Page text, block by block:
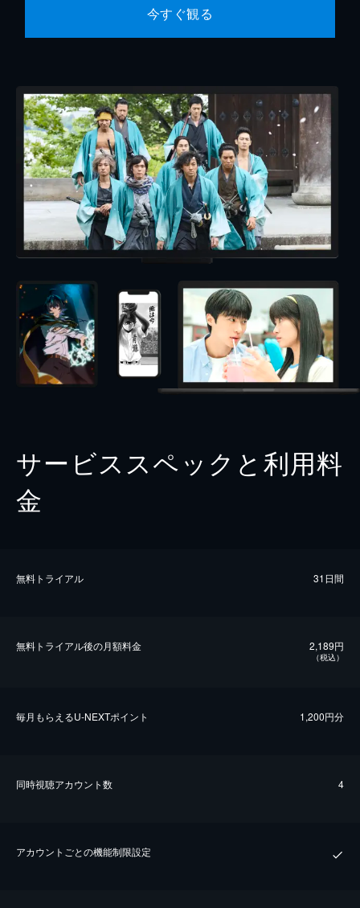
今すぐ観る
サービススペックと利用料
金
無料トライアル 31日間
無料トライアル後の⽉額料金 2,189円
（税込）
毎⽉もらえるU-NEXTポイント 1,200円分
同時視聴アカウント数 4
アカウントごとの機能制限設定